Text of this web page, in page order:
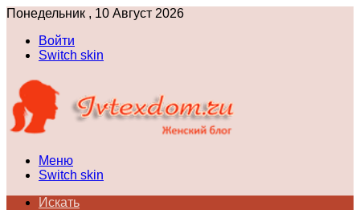
Понедельник , 10 Август 2026
Войти
Switch skin
Меню
Switch skin
Искать